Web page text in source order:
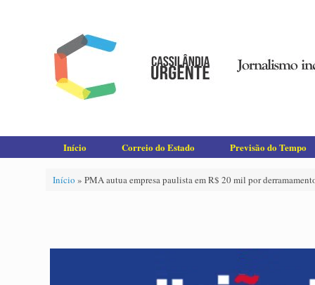
Início Correio do Estado Previsão do Tempo
Início » PMA autua empresa paulista em R$ 20 mil por